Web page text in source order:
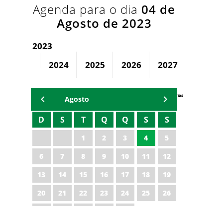
Agenda para o dia 04 de
Agosto de 2023
2023
2024
2025 2026 2027
Agenda Secretárias
Agosto
D S T Q Q S S
1 2 3 4
5
6
7 8 9 10 11
12
13
14 15 16 17 18
19
20
21 22 23 24 25
26